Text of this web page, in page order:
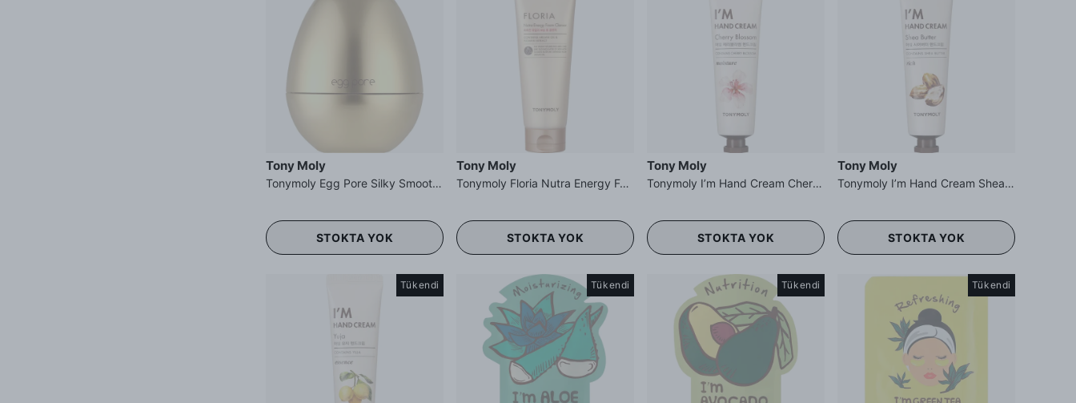
Tony Moly
Tonymoly Egg Pore Silky Smooth Balm - Yumurta Akı Özlü Nemlendirici Astar
STOKTA YOK
Tony Moly
Tonymoly Floria Nutra Energy Foam Cleanser - Argan Yağlı Köpük Temizleyici
STOKTA YOK
Tony Moly
Tonymoly I’m Hand Cream Cherry Blossom - Kiraz Çiçeği Özlü El Kremi
STOKTA YOK
Tony Moly
Tonymoly I’m Hand Cream Shea Butter - Shea Yağı Özlü El Kremi
STOKTA YOK
Tükendi Tükendi Tükendi Tükendi